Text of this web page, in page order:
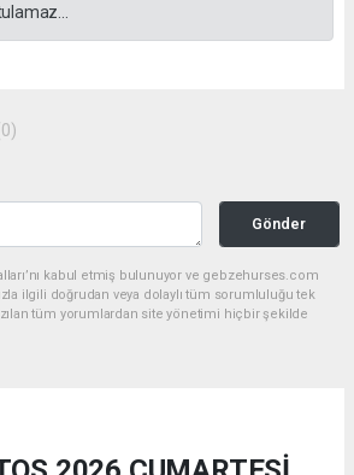
Gönder
kabul etmiş bulunuyor ve gebzehurses.com
ilgili doğrudan veya dolaylı tüm sorumluluğu tek
tüm yorumlardan site yönetimi hiçbir şekilde